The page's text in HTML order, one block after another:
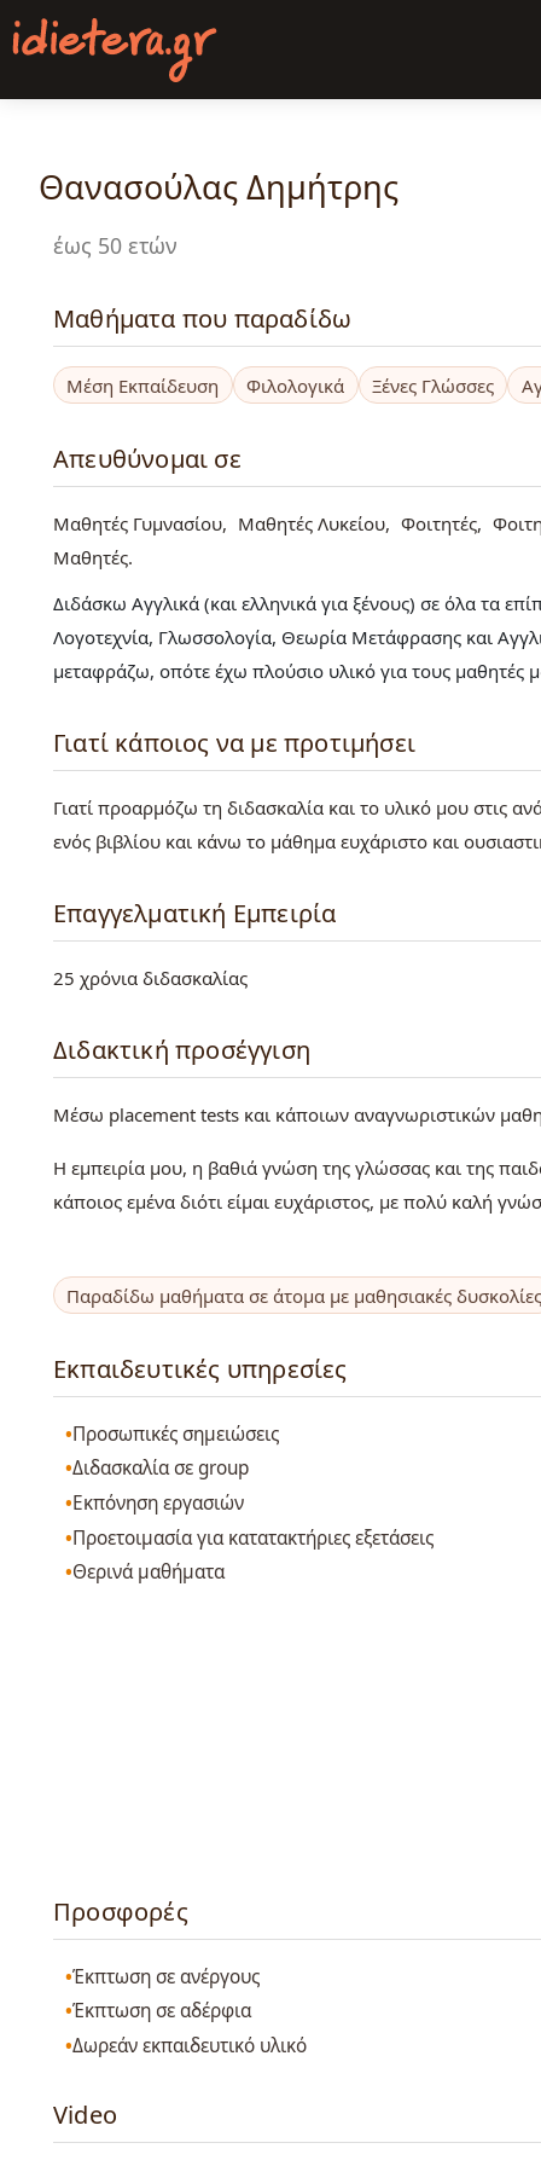
Παράκαμψη
προς
κυρίως
Θανασούλας Δημήτρης
έως 50 ετών
Μαθήματα που παραδίδω
Μέση Εκπαίδευση Φιλολογικά Ξένες Γλώσσες
Απευθύνομαι σε
Μαθητές Γυμνασίου Μαθητές Λυκείου Φοιτητές
Μαθητές
Διδάσκω Αγγλικά (και ελληνικά για ξένους) σε όλα τα
Λογοτεχνία, Γλωσσολογία, Θεωρία Μετάφρασης και
μεταφράζω, οπότε έχω πλούσιο υλικό για τους μαθητές
Γιατί κάποιος να με προτιμήσει
Γιατί προαρμόζω τη διδασκαλία και το υλικό μου στις
ενός βιβλίου και κάνω το μάθημα ευχάριστο και
Επαγγελματική Εμπειρία
25 χρόνια διδασκαλίας
Διδακτική προσέγγιση
Μέσω placement tests και κάποιων αναγνωριστικών
Η εμπειρία μου, η βαθιά γνώση της γλώσσας και της
κάποιος εμένα διότι είμαι ευχάριστος, με πολύ καλή
Παραδίδω μαθήματα σε άτομα με μαθησιακές
Εκπαιδευτικές υπηρεσίες
Προσωπικές σημειώσεις
Διδασκαλία σε group
Εκπόνηση εργασιών
Προετοιμασία για κατατακτήριες εξετάσεις
Θερινά μαθήματα
Προσφορές
Έκπτωση σε ανέργους
Έκπτωση σε αδέρφια
Δωρεάν εκπαιδευτικό υλικό
Video